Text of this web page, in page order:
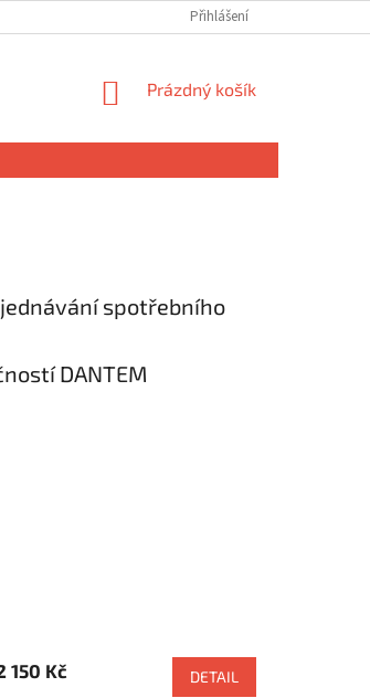
Přihlášení
NÁKUPNÍ
Prázdný košík
spotřebního
DANTEM
150 Kč DETAIL